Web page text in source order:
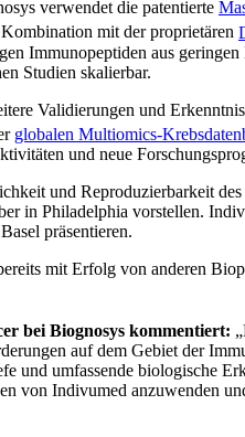
verwendet die patentierte
mit der proprietären
Immunopeptiden aus
Studien skalierbar.
Validierungen und
globalen Multiomics-
und neue
und Reproduzierbarkeit
in Philadelphia vorstellen.
präsentieren.
mit Erfolg von anderen
bei Biognosys kommentiert:
auf dem Gebiet der
und umfassende biologische
von Indivumed anzuwenden